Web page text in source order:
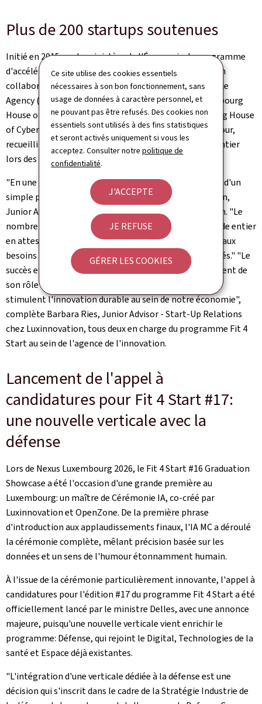
Ce site utilise des cookies essentiels
nécessaires à son bon fonctionnement, sans
usage de données à caractère personnel, et
ne pouvant pas être refusés. Des cookies non
essentiels sont utilisés à des fins statistiques
et seront activés uniquement si vous les
acceptez. Consulter notrepolitique de
confidentialité.
J'ACCEPTE
JE REFUSE
GÉRER LES COOKIES
Plus de 200 startups soutenues
Initié en 2015 par le ministère de l'Économie, le programme
d'accélérationFit 4 Startest géré par Luxinnovation en
collaboration avec leTechnoport, laLuxembourg Space
Agency(LSA), leLuxembourg City Incubator,laLuxembourg
House of Financial Technology(LHoFT), laLuxembourg House
of CybersecurityetLuxProvide. Le programme a, à ce jour,
recueilli plus de 3.500 candidatures venues du monde entier
lors des différents appels.
"En une décennie,
Fit 4 Starts'est imposé bien au-delà d'un
simple programme d'accélération", constate Felix Even,
Junior Advisor ‑ Start‑Up Relationschez Luxinnovation. "Le
nombre toujours croissant de candidats venus du monde entier
en atteste. Il évolue, d'année en année, pour répondre aux
besoins de projets de plus en plus matures et spécialisés." "Le
succès et la croissance continus de
Fit 4 Starttémoignent de
son rôle crucial pour attirer et cultiver les talents qui
stimulent l'innovation durable au sein de notre économie",
complète Barbara Ries,Junior Advisor ‑ Start‑Up Relations
chez Luxinnovation, tous deux en charge du programme Fit 4
Startau sein de l'agence de l'innovation.
Lancement de l'appel à
candidatures pour Fit 4 Start #17:
une nouvelle verticale avec la
défense
Lors de Nexus Luxembourg 2026, le Fit 4 Start#16 Graduation
Showcase a été l'occasion d'une grande première au
Luxembourg: un maître de Cérémonie IA, co-créé par
Luxinnovation etOpenZone. De la première phrase
d'introduction aux applaudissements finaux, l'IA MC a déroulé
la cérémonie complète, mêlant précision basée sur les
données et un sens de l'humour étonnamment humain.
À l'issue de la cérémonie particulièrement innovante, l'appel à
candidatures pour l'édition #17 du programme Fit 4 Starta été
officiellement lancé par le ministre Delles, avec une annonce
majeure, puisqu'une nouvelle verticale vient enrichir le
programme: Défense, qui rejoint le Digital, Technologies de la
santé et Espace déjà existantes.
"L'intégration d'une verticale dédiée à la défense est une
décision qui s'inscrit dans le cadre de la Stratégie Industrie de